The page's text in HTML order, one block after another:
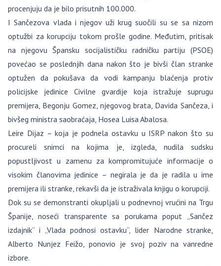
procenjuju da je bilo prisutnih 100.000.
I Sančezova vlada i njegov uži krug suočili su se sa nizom
optužbi za korupciju tokom prošle godine. Međutim, pritisak
na njegovu Špansku socijalističku radničku partiju (PSOE)
povećao se poslednjih dana nakon što je bivši član stranke
optužen da pokušava da vodi kampanju blaćenja protiv
policijske jedinice Civilne gvardije koja istražuje suprugu
premijera, Begonju Gomez, njegovog brata, Davida Sančeza, i
bivšeg ministra saobraćaja, Hosea Luisa Abalosa.
Leire Dijaz – koja je podnela ostavku u ISRP nakon što su
procureli snimci na kojima je, izgleda, nudila sudsku
popustljivost u zamenu za kompromitujuće informacije o
visokim članovima jedinice – negirala je da je radila u ime
premijera ili stranke, rekavši da je istraživala knjigu o korupciji.
Dok su se demonstranti okupljali u podnevnoj vrućini na Trgu
Španije, noseći transparente sa porukama poput „Sančez
izdajnik“ i „Vlada podnosi ostavku“, lider Narodne stranke,
Alberto Nunjez Feižo, ponovio je svoj poziv na vanredne
izbore.